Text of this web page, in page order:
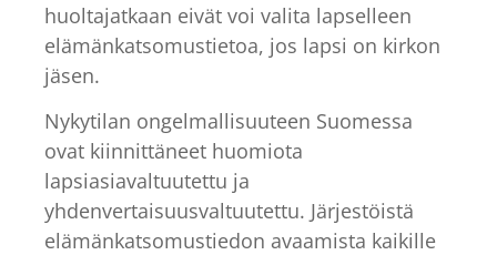
huoltajatkaan eivät voi valita lapselleen
elämänkatsomustietoa, jos lapsi on kirkon
jäsen.
Nykytilan ongelmallisuuteen Suomessa
ovat kiinnittäneet huomiota
lapsiasiavaltuutettu ja
yhdenvertaisuusvaltuutettu. Järjestöistä
elämänkatsomustiedon avaamista kaikille